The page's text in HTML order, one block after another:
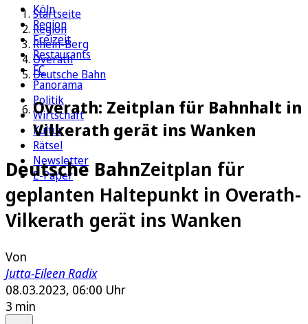
Köln
Region
Freizeit
Restaurants
FC
Panorama
Politik
Wirtschaft
Kultur
Rätsel
Newsletter
E-Paper
Startseite
Region
Rhein-Berg
Overath
Deutsche Bahn
Overath: Zeitplan für Bahnhalt in
Vilkerath gerät ins Wanken
Deutsche BahnZeitplan für
geplanten Haltepunkt in Overath-
Vilkerath gerät ins Wanken
Von
Jutta-Eileen Radix
08.03.2023, 06:00 Uhr
3 min